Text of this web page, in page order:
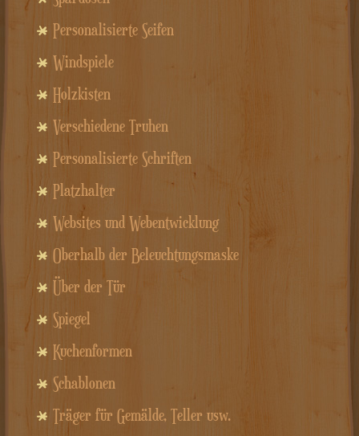
Personalisierte Seifen
Windspiele
Holzkisten
Verschiedene Truhen
Personalisierte Schriften
Platzhalter
Websites und Webentwicklung
Oberhalb der Beleuchtungsmaske
Über der Tür
Spiegel
Kuchenformen
Schablonen
Träger für Gemälde, Teller usw.